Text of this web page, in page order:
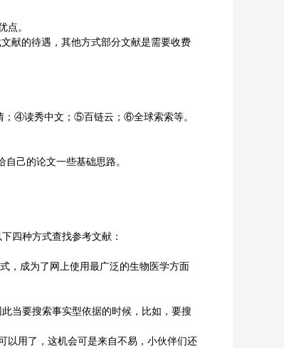
。
献的待遇，其他方式部分文献是需要收费
④读秀中文；⑤百链云；⑥全球索索等。
己的论文一些基础思路。
四种方式查找参考文献：
，成为了网上使用最广泛的生物医学方面
当要搜索事实型依据的时候，比如，要搜
以用了，这机会可是来自不易，小伙伴们还